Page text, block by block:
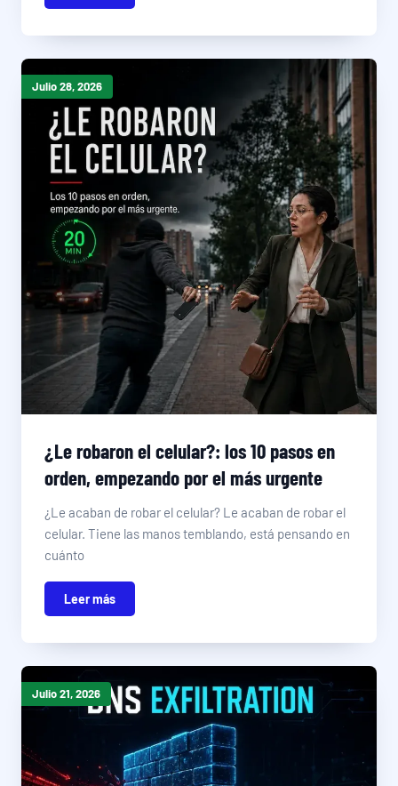
Julio 28, 2026
¿Le robaron el celular?: los 10 pasos en
orden, empezando por el más urgente
¿Le acaban de robar el celular? Le acaban de robar el
celular. Tiene las manos temblando, está pensando en
cuánto
Leer más
Julio 21, 2026